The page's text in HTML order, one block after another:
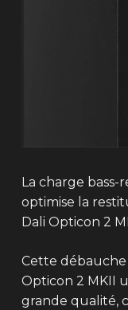
La charge
optimise la
Dali Opticon 2
Cette
Opticon 2 MKII
grande qualité,